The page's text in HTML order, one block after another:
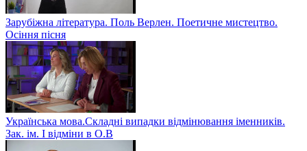
Зарубіжна література. Поль Верлен. Поетичне мистецтво.
Осіння пісня
Українська мова.Складні випадки відмінювання іменників.
Зак. ім. І відміни в О.В